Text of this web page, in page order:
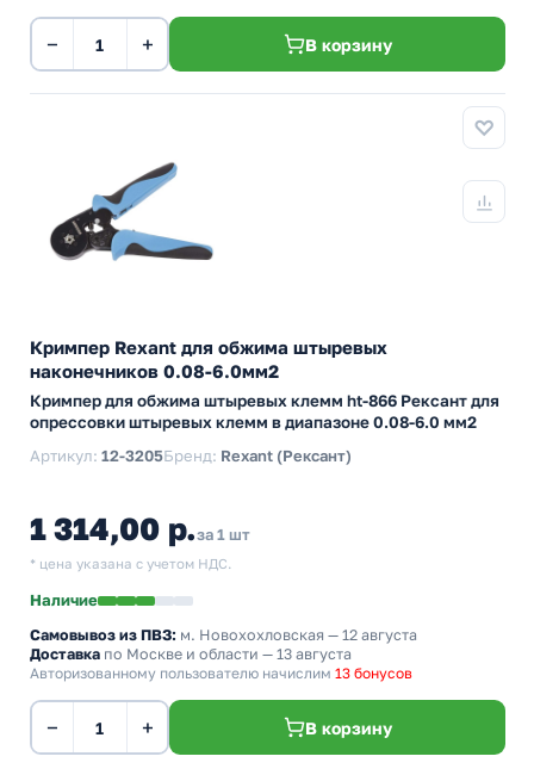
− + В корзину
Кримпер Rexant для обжима штыревых
наконечников 0.08-6.0мм2
Кримпер для обжима штыревых клемм ht-866 Рексант для
опрессовки штыревых клемм в диапазоне 0.08-6.0 мм2
Артикул: 12-3205Бренд: Rexant (Рексант)
1 314,00 р.за 1 шт
* цена указана с учетом НДС.
Наличие
Самовывоз из ПВЗ: м. Новохохловская — 12 августа
Доставка по Москве и области — 13 августа
Авторизованному пользователю начислим 13 бонусов
− + В корзину